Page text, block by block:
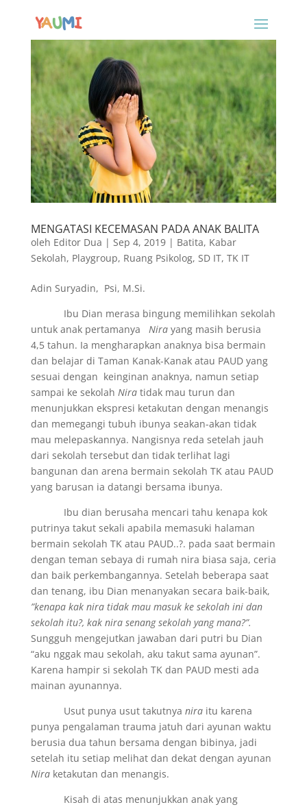
MENGATASI KECEMASAN PADA ANAK BALITA
oleh Editor Dua | Sep 4, 2019| Batita, Kabar
Sekolah, Playgroup, Ruang Psikolog, SD IT, TK IT
Adin Suryadin, Psi, M.Si.
Ibu Dian merasa bingung memilihkan sekolah
untuk anak pertamanya Nirayang masih berusia
4,5 tahun. Ia mengharapkan anaknya bisa bermain
dan belajar di Taman Kanak-Kanak atau PAUD yang
sesuai dengan keinginan anaknya, namun setiap
sampai ke sekolah Niratidak mau turun dan
menunjukkan ekspresi ketakutan dengan menangis
dan memegangi tubuh ibunya seakan-akan tidak
mau melepaskannya. Nangisnya reda setelah jauh
dari sekolah tersebut dan tidak terlihat lagi
bangunan dan arena bermain sekolah TK atau PAUD
yang barusan ia datangi bersama ibunya.
Ibu dian berusaha mencari tahu kenapa kok
putrinya takut sekali apabila memasuki halaman
bermain sekolah TK atau PAUD..?. pada saat bermain
dengan teman sebaya di rumah nira biasa saja, ceria
dan baik perkembangannya. Setelah beberapa saat
dan tenang, ibu Dian menanyakan secara baik-baik,
”kenapa kak nira tidak mau masuk ke sekolah ini dan
sekolah itu?, kak nira senang sekolah yang mana?”.
Sungguh mengejutkan jawaban dari putri bu Dian
“aku nggak mau sekolah, aku takut sama ayunan”.
Karena hampir si sekolah TK dan PAUD mesti ada
mainan ayunannya.
Usut punya usut takutnya nira itu karena
punya pengalaman trauma jatuh dari ayunan waktu
berusia dua tahun bersama dengan bibinya, jadi
setelah itu setiap melihat dan dekat dengan ayunan
Nira ketakutan dan menangis.
Kisah di atas menunjukkan anak yang